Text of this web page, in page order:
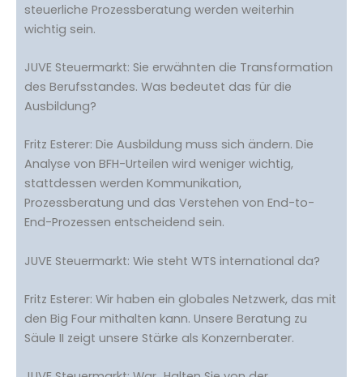
steuerliche Prozessberatung werden weiterhin
wichtig sein.
JUVE Steuermarkt: Sie erwähnten die Transformation
des Berufsstandes. Was bedeutet das für die
Ausbildung?
Fritz Esterer: Die Ausbildung muss sich ändern. Die
Analyse von BFH-Urteilen wird weniger wichtig,
stattdessen werden Kommunikation,
Prozessberatung und das Verstehen von End-to-
End-Prozessen entscheidend sein.
JUVE Steuermarkt: Wie steht WTS international da?
Fritz Esterer: Wir haben ein globales Netzwerk, das mit
den Big Four mithalten kann. Unsere Beratung zu
Säule II zeigt unsere Stärke als Konzernberater.